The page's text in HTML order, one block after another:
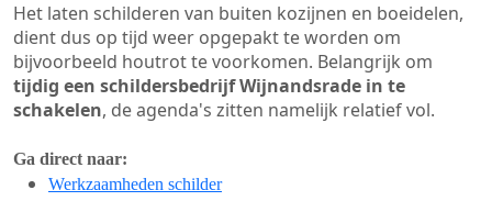
Het laten schilderen van buiten kozijnen en boeidelen,
dient dus op tijd weer opgepakt te worden om
bijvoorbeeld houtrot te voorkomen. Belangrijk om
tijdig een schildersbedrijf Wijnandsrade in te
schakelen, de agenda's zitten namelijk relatief vol.
Ga direct naar:
Werkzaamheden schilder